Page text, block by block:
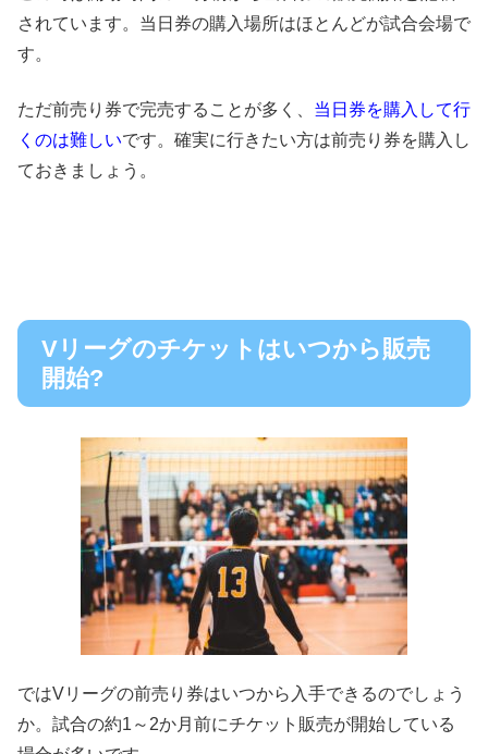
されています。 当日券の購入場所はほとんどが試合会場で
す。
ただ前売り券で完売することが多く、 当日券を購入して行
くのは難しいです。確実に行きたい方は前売り券を購入し
ておきましょう。
Vリーグのチケットはいつから販売
開始?
ではVリーグの前売り券はいつから入手できるのでしょう
か。 試合の約1～2か月前にチケット販売が開始している